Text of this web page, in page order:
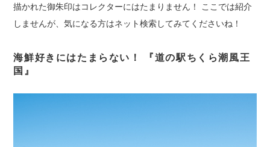
描かれた御朱印はコレクターにはたまりません！ ここでは紹介
しませんが、気になる方はネット検索してみてくださいね！
海鮮好きにはたまらない！ 『道の駅ちくら潮風王
国 』